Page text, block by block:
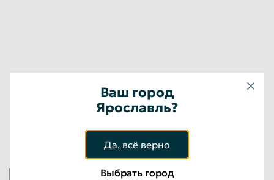
Ваш город
Ярославль?
Да, всё верно
Выбрать город